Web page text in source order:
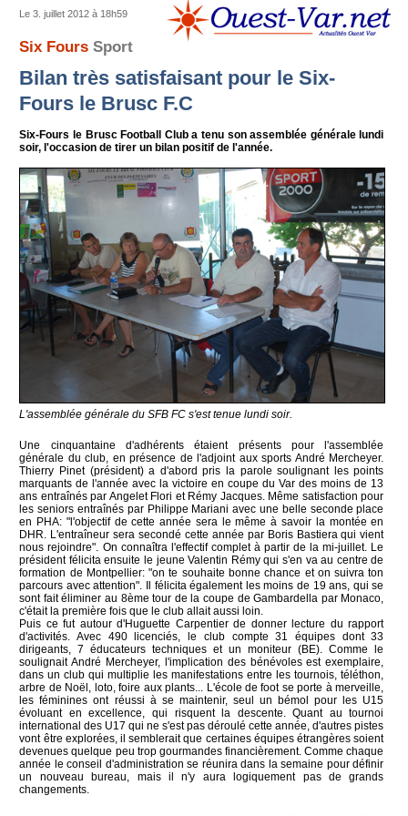
Le 3. juillet 2012 à 18h59
Six FoursSport
Bilan très satisfaisant pour le Six-
Fours le Brusc F.C
Six-Fours le Brusc Football Club a tenu son assemblée générale lundi
soir, l'occasion de tirer un bilan positif de l'année.
L'assemblée générale du SFB FC s'est tenue lundi soir.
Une cinquantaine d'adhérents étaient présents pour l'assemblée
générale du club, en présence de l'adjoint aux sports André Mercheyer.
Thierry Pinet (président) a d'abord pris la parole soulignant les points
marquants de l'année avec la victoire en coupe du Var des moins de 13
ans entraînés par Angelet Flori et Rémy Jacques. Même satisfaction pour
les seniors entraînés par Philippe Mariani avec une belle seconde place
en PHA: "l'objectif de cette année sera le même à savoir la montée en
DHR. L'entraîneur sera secondé cette année par Boris Bastiera qui vient
nous rejoindre". On connaîtra l'effectif complet à partir de la mi-juillet. Le
président félicita ensuite le jeune Valentin Rémy qui s'en va au centre de
formation de Montpellier: "on te souhaite bonne chance et on suivra ton
parcours avec attention". Il félicita également les moins de 19 ans, qui se
sont fait éliminer au 8ème tour de la coupe de Gambardella par Monaco,
c'était la première fois que le club allait aussi loin.
Puis ce fut autour d'Huguette Carpentier de donner lecture du rapport
d'activités. Avec 490 licenciés, le club compte 31 équipes dont 33
dirigeants, 7 éducateurs techniques et un moniteur (BE). Comme le
soulignait André Mercheyer, l'implication des bénévoles est exemplaire,
dans un club qui multiplie les manifestations entre les tournois, téléthon,
arbre de Noël, loto, foire aux plants... L'école de foot se porte à merveille,
les féminines ont réussi à se maintenir, seul un bémol pour les U15
évoluant en excellence, qui risquent la descente. Quant au tournoi
international des U17 qui ne s'est pas déroulé cette année, d'autres pistes
vont être explorées, il semblerait que certaines équipes étrangères soient
devenues quelque peu trop gourmandes financièrement. Comme chaque
année le conseil d'administration se réunira dans la semaine pour définir
un nouveau bureau, mais il n'y aura logiquement pas de grands
changements.